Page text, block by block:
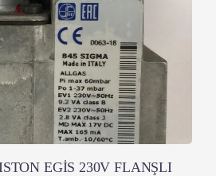
EGİS 230V FLANŞLI